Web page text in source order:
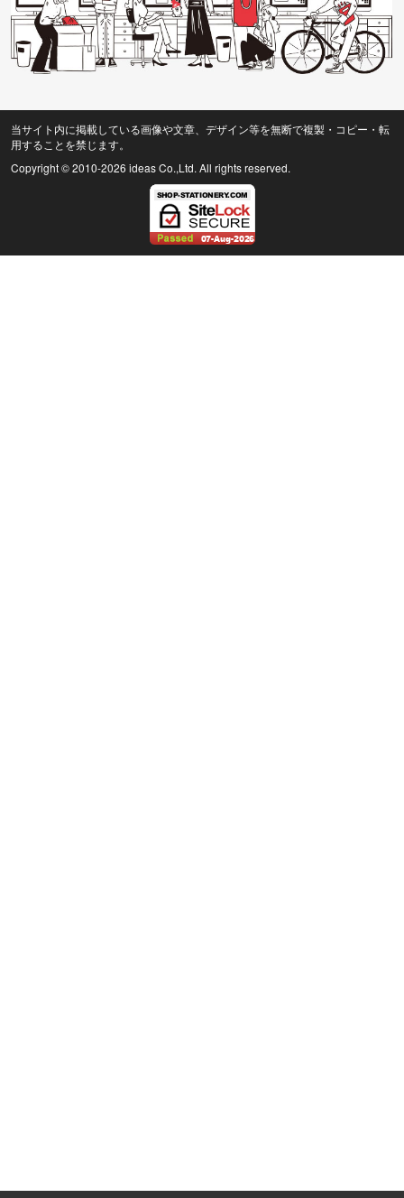
当サイト内に掲載している画像や文章、デザイン等を無断で複製・コピー・転
用することを禁じます。
Copyright © 2010-2026 ideas Co.,Ltd. All rights reserved.